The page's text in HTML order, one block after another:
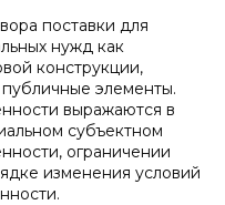
поставки для
нужд как
конструкции,
элементы.
выражаются в
субъектном
ограничении
изменения условий